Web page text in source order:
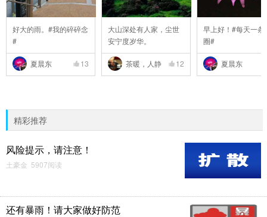
好大的雨。#我的碎碎念
#
夏晨东 13
大山深处有人家，尘世
安宁度岁华。
茶暖，人静 12
早上好！#每天一条
圈#
夏晨东
精彩推荐
风险提示，请注意！
土豪金 5907阅读
还有暴雨！请大家做好防范